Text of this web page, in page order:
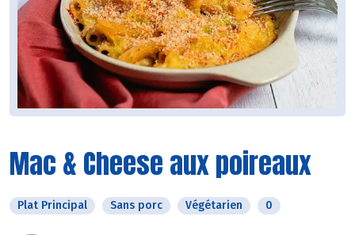
Mac & Cheese aux poireaux
Plat Principal Sans porc Végétarien 0